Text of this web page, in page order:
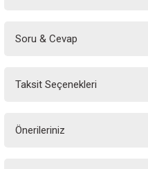
Soru & Cevap
Taksit Seçenekleri
Önerileriniz